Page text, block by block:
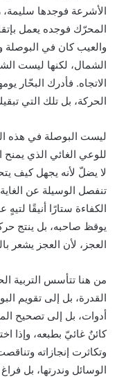
الأشرعة فوجدها سليمة،
المحرّك فوجده يعمل
والعيب كان في البوصلة
الشمال، لكنها ليست
الاتجاه. فأدرك البحّار
الحركة، بل تلك التي
ليست البوصلة في هذه
للوعي الغائي الذي يمنح
لا يضلّ لأنه يجهل كيف
تنفصل الوسيلة عن
الكفاءة ستارًا أنيقًا
يوقظ صاحبه، بل ينتج
العجز، لأن العجز يشعر
من هنا تتأسس التربية
القدرة، بل إلى تقويم
أدوات، بل إلى تصحيح
كائنٌ غائيّ بطبعه، وإذا
وتكاثرت إنجازاته
الوسائل وندرتها، بل